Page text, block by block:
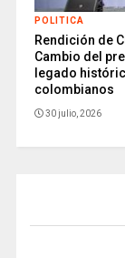
POLITICA
Rendición de
Cambio del
legado
colombianos
30 julio, 2026